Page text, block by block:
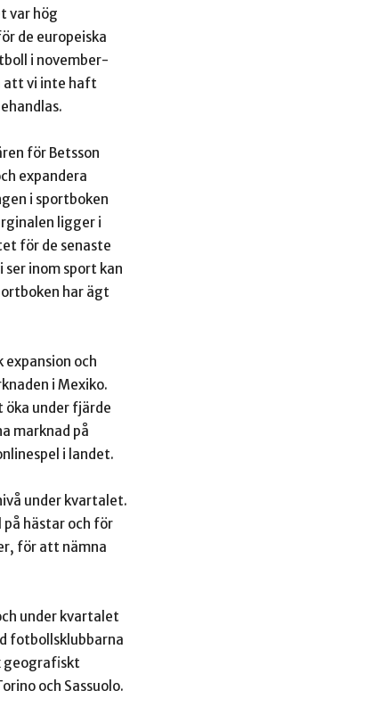
var hög
de europeiska
i november-
att vi inte haft
för Betsson
expandera
i sportboken
ligger i
för de senaste
inom sport kan
har ägt
och
i Mexiko.
öka under fjärde
marknad på
i landet.
under kvartalet.
hästar och för
för att nämna
under kvartalet
fotbollsklubbarna
geografiskt
och Sassuolo.